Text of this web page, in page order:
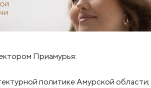
Приамурья:
политике Амурской области;